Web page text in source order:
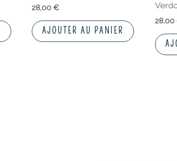
28,00€
AJOUTER AU PANIER
28,00